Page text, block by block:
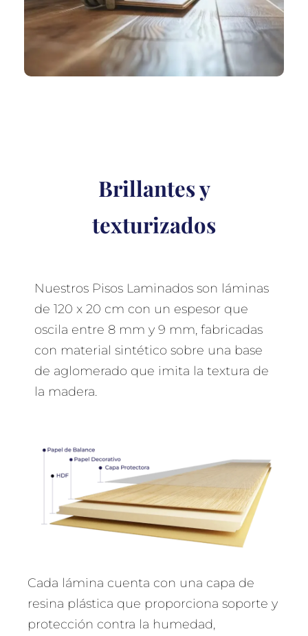
Brillantes y
texturizados
Nuestros Pisos Laminados son láminas
de 120 x 20 cm con un espesor que
oscila entre 8 mm y 9 mm, fabricadas
con material sintético sobre una base
de aglomerado que imita la textura de
la madera.
Cada lámina cuenta con una capa de
resina plástica que proporciona soporte y
protección contra la humedad,